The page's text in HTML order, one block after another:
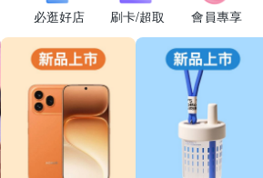
必逛好店 刷卡/超取 會員專享